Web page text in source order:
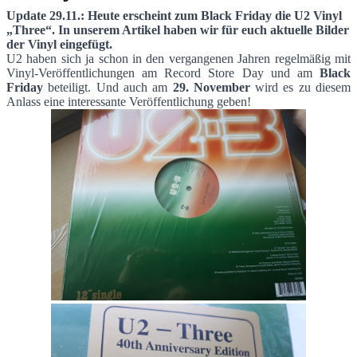
U2 Veröffentlichung zum Black Friday am
Update 29.11.: Heute erscheint zum Black Friday die U2 Vinyl
„Three“. In unserem Artikel haben wir für euch aktuelle Bilder
der Vinyl eingefügt.
U2 haben sich ja schon in den vergangenen Jahren regelmäßig mit
Vinyl-Veröffentlichungen am Record Store Day und am Black
Friday beteiligt. Und auch am 29. Novemberwird es zu diesem
Anlass eine interessante Veröffentlichung geben!